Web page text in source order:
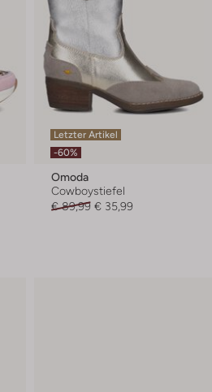
Letzter Artikel
-60%
Omoda
Cowboystiefel
€ 89,99 € 35,99